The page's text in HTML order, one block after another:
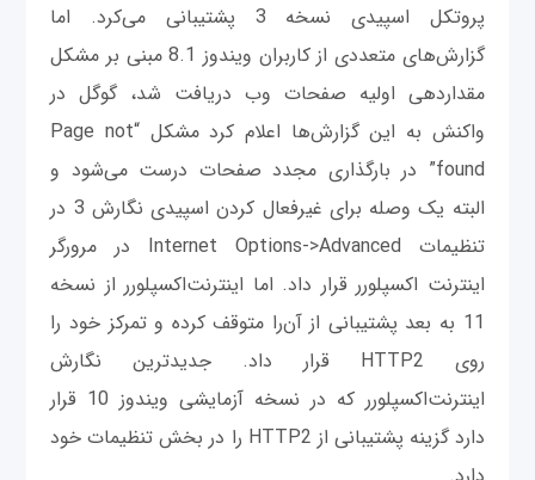
پروتکل اسپیدی نسخه 3 پشتیبانی می‌کرد. اما
گزارش‌های متعددی از کاربران ویندوز 8.1 مبنی بر مشکل
مقداردهی اولیه صفحات وب دریافت شد، گوگل در
واکنش به این گزارش‌ها اعلام کرد مشکل “Page not
found” در بارگذاری مجدد صفحات درست می‌شود و
البته یک وصله برای غیرفعال کردن اسپیدی نگارش 3 در
تنظیمات Internet Options->Advanced در مرورگر
اینترنت اکسپلورر قرار داد. اما اینترنت‌اکسپلورر از نسخه
11 به بعد پشتیبانی از آن‌را متوقف کرده و تمرکز خود را
روی HTTP2 قرار داد. جدیدترین نگارش
اینترنت‌اکسپلورر که در نسخه آزمایشی ویندوز 10 قرار
دارد گزینه پشتیبانی از HTTP2 را در بخش تنظیمات خود